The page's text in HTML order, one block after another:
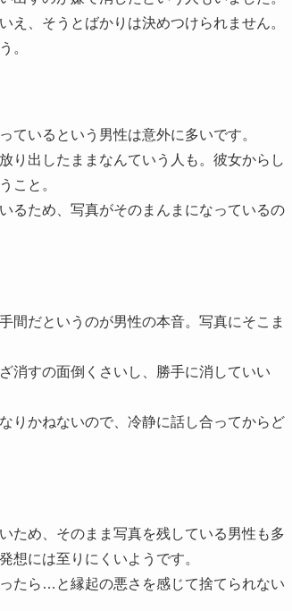
、そうとばかりは決めつけられません。
。
ているという男性は意外に多いです。
り出したままなんていう人も。彼女からし
こと。
るため、写真がそのまんまになっているの
間だというのが男性の本音。写真にそこま
消すの面倒くさいし、勝手に消していい
りかねないので、冷静に話し合ってからど
ため、そのまま写真を残している男性も多
想には至りにくいようです。
たら…と縁起の悪さを感じて捨てられない